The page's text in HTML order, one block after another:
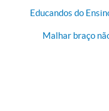
Educandos do
Malhar braço